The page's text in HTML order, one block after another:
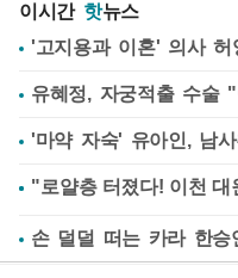
이시간 핫뉴스
'고지용과 이혼' 의사 허
유혜정, 자궁적출 수술
'마약 자숙' 유아인, 남
손 덜덜 떠는 카라 한승